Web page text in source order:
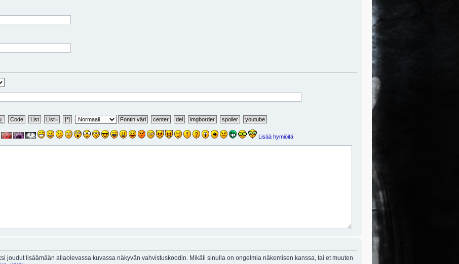
Lisää hymiöitä
joudut lisäämään allaolevassa kuvassa näkyvän vahvistuskoodin. Mikäli sinulla on ongelmia näkemisen kanssa, tai et muuten